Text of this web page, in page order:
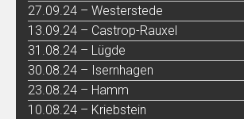
27.09.24 – Westerstede
13.09.24 – Castrop-Rauxel
31.08.24 – Lügde
30.08.24 – Isernhagen
23.08.24 – Hamm
10.08.24 – Kriebstein